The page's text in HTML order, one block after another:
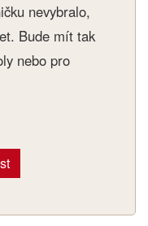
nevybralo,
Bude mít tak
nebo pro